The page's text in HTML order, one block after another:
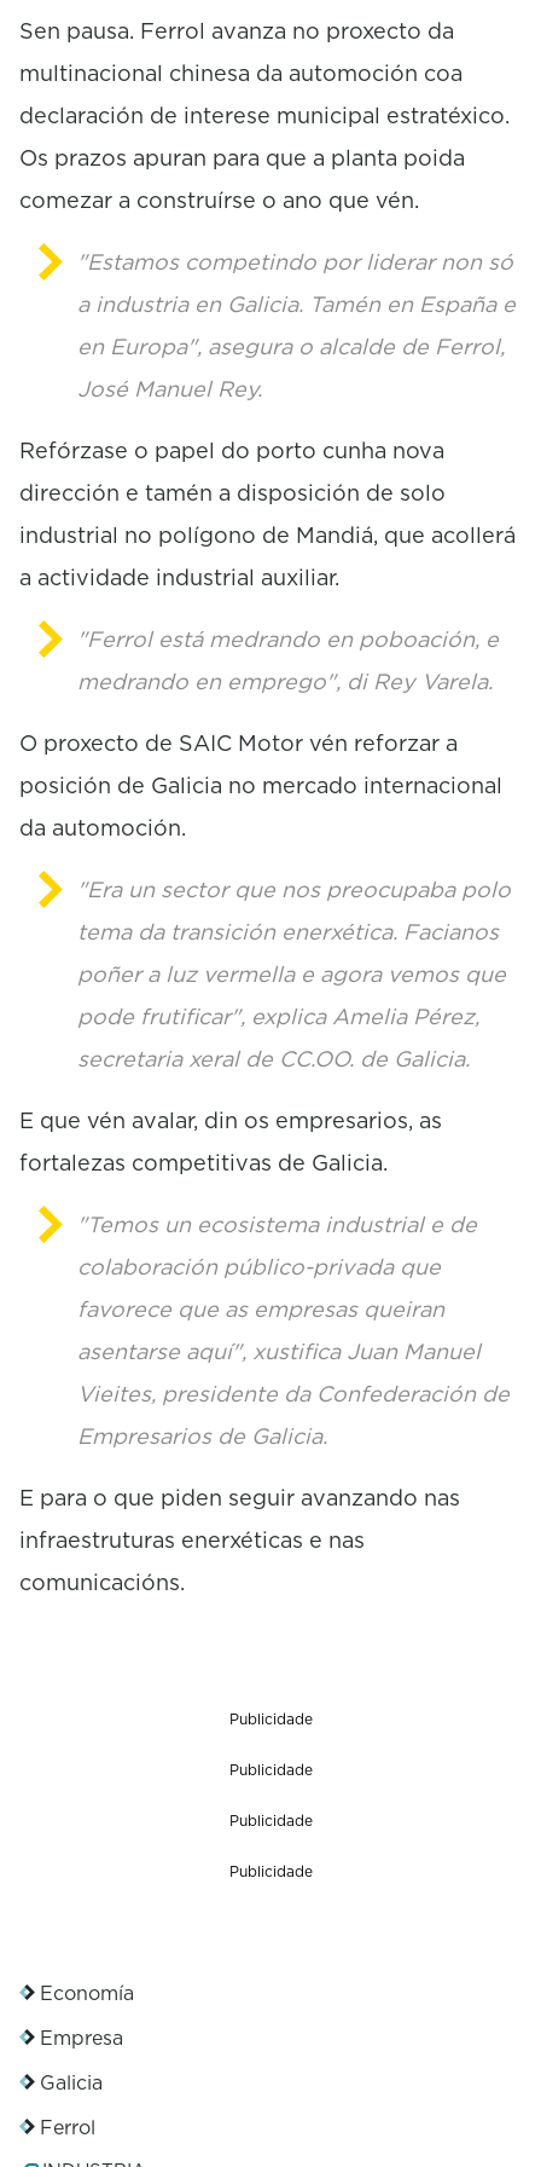
o
d
Sen pausa. Ferrol avanza no proxecto da
multinacional chinesa da automoción coa
declaración de interese municipal estratéxico.
Os prazos apuran para que a planta poida
comezar a construírse o ano que vén.
"Estamos competindo por liderar non só
a industria en Galicia. Tamén en España e
en Europa", asegura o alcalde de Ferrol,
José Manuel Rey.
Refórzase o papel do porto cunha nova
dirección e tamén a disposición de solo
industrial no polígono de Mandiá, que acollerá
a actividade industrial auxiliar.
"Ferrol está medrando en poboación, e
medrando en emprego", di Rey Varela.
O proxecto de SAIC Motor vén reforzar a
posición de Galicia no mercado internacional
da automoción.
"Era un sector que nos preocupaba polo
tema da transición enerxética. Facianos
poñer a luz vermella e agora vemos que
pode frutificar", explica Amelia Pérez,
secretaria xeral de CC.OO. de Galicia.
E que vén avalar, din os empresarios, as
fortalezas competitivas de Galicia.
"Temos un ecosistema industrial e de
colaboración público-privada que
favorece que as empresas queiran
asentarse aquí", xustifica Juan Manuel
Vieites, presidente da Confederación de
Empresarios de Galicia.
E para o que piden seguir avanzando nas
infraestruturas enerxéticas e nas
comunicacións.
Publicidade
Publicidade
Publicidade
Publicidade
Economía
Empresa
Galicia
Ferrol